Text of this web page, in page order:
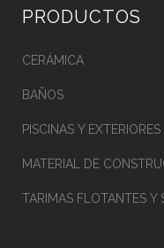
PRODUCTOS
CERÁMICA
BAÑOS
PISCINAS Y EXTERIORES
MATERIAL DE
TARIMAS FLOTANTES Y